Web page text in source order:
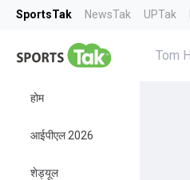
SportsTak NewsTak UPTak
होम
आईपीएल 2026
शेड्यूल
Tom